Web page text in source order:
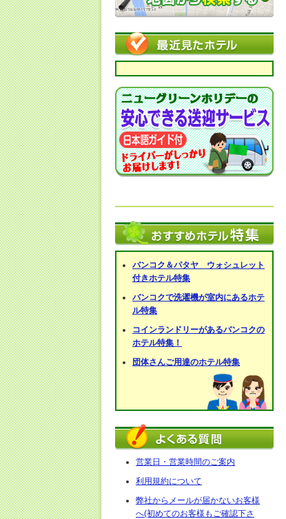
バンコク＆パタヤ ウォシュレット
付きホテル特集
バンコクで洗濯機が室内にあるホテ
ル特集
コインランドリーがあるバンコクの
ホテル特集！
団体さんご用達のホテル特集
営業日・営業時間のご案内
利用規約について
弊社からメールが届かないお客様
へ(初めてのお客様もご確認下さ